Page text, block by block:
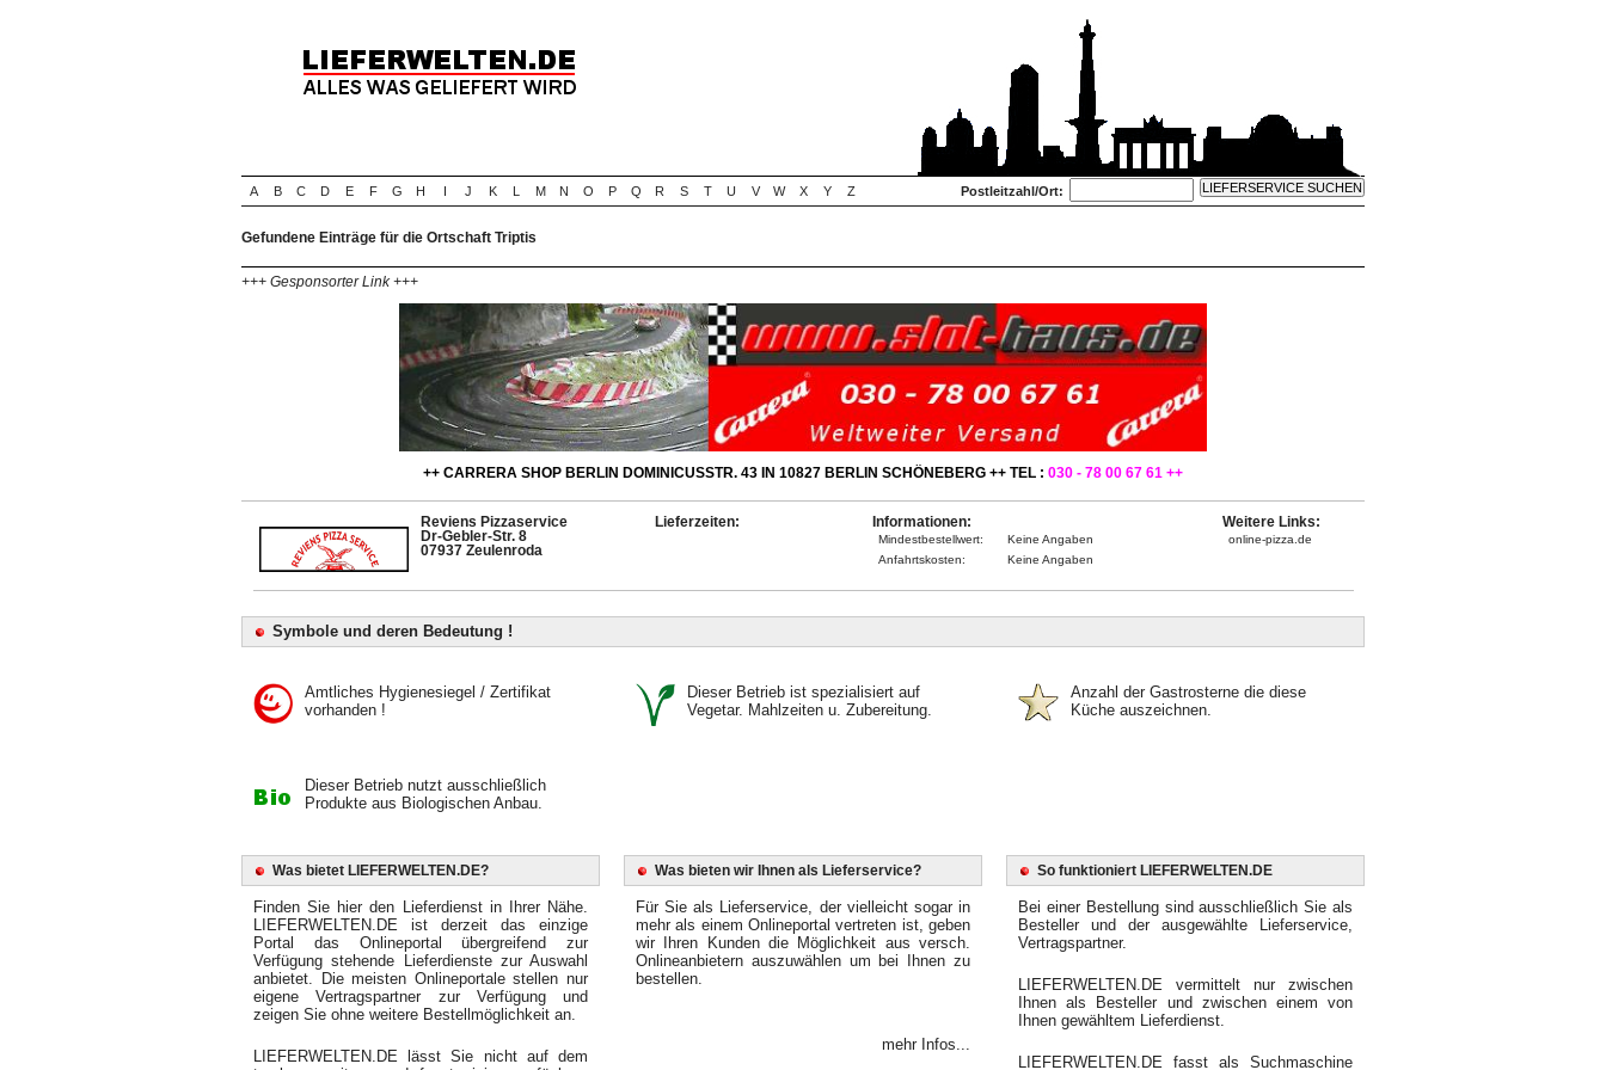
A B C D E F G H I J K L M N O P Q R S T U V W X Y Z Postleitzahl/Ort:
Gefundene Einträge für die Ortschaft Triptis
+++ Gesponsorter Link +++
++ CARRERA SHOP BERLIN DOMINICUSSTR. 43 IN 10827 BERLIN SCHÖNEBERG ++ TEL : 030 - 78 00 67 61 ++
Reviens Pizzaservice
Dr-Gebler-Str. 8
07937 Zeulenroda
Lieferzeiten: Informationen:
Mindestbestellwert:
Keine Angaben
Anfahrtskosten:
Keine Angaben
Weitere Links:
online-pizza.de
Symbole und deren Bedeutung !
Amtliches Hygienesiegel / Zertifikat
vorhanden !
Dieser Betrieb ist spezialisiert auf
Vegetar. Mahlzeiten u. Zubereitung.
Anzahl der Gastrosterne die diese
Küche auszeichnen.
Dieser Betrieb nutzt ausschließlich
Produkte aus Biologischen Anbau.
Was bietet LIEFERWELTEN.DE?
Finden Sie hier den Lieferdienst in Ihrer Nähe.
LIEFERWELTEN.DE ist derzeit das einzige
Portal das Onlineportal übergreifend zur
Verfügung stehende Lieferdienste zur Auswahl
anbietet. Die meisten Onlineportale stellen nur
eigene Vertragspartner zur Verfügung und
zeigen Sie ohne weitere Bestellmöglichkeit an.
LIEFERWELTEN.DE lässt Sie nicht auf dem
Was bieten wir Ihnen als Lieferservice?
Für Sie als Lieferservice, der vielleicht sogar in
mehr als einem Onlineportal vertreten ist, geben
wir Ihren Kunden die Möglichkeit aus versch.
Onlineanbietern auszuwählen um bei Ihnen zu
bestellen.
mehr Infos...
So funktioniert LIEFERWELTEN.DE
Bei einer Bestellung sind ausschließlich Sie als
Besteller und der ausgewählte Lieferservice,
Vertragspartner.
LIEFERWELTEN.DE vermittelt nur zwischen
Ihnen als Besteller und zwischen einem von
Ihnen gewähltem Lieferdienst.
LIEFERWELTEN.DE fasst als Suchmaschine